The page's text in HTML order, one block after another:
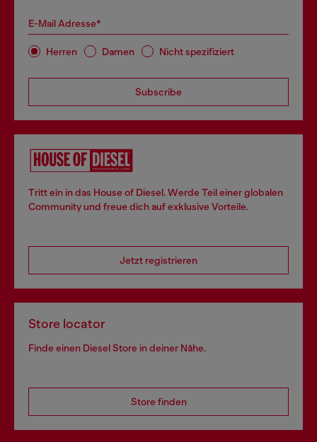
E-Mail Adresse*
Herren Damen Nicht spezifiziert
Subscribe
Tritt ein in das House of Diesel. Werde Teil einer globalen
Community und freue dich auf exklusive Vorteile.
Jetzt registrieren
Store locator
Finde einen Diesel Store in deiner Nähe.
Store finden